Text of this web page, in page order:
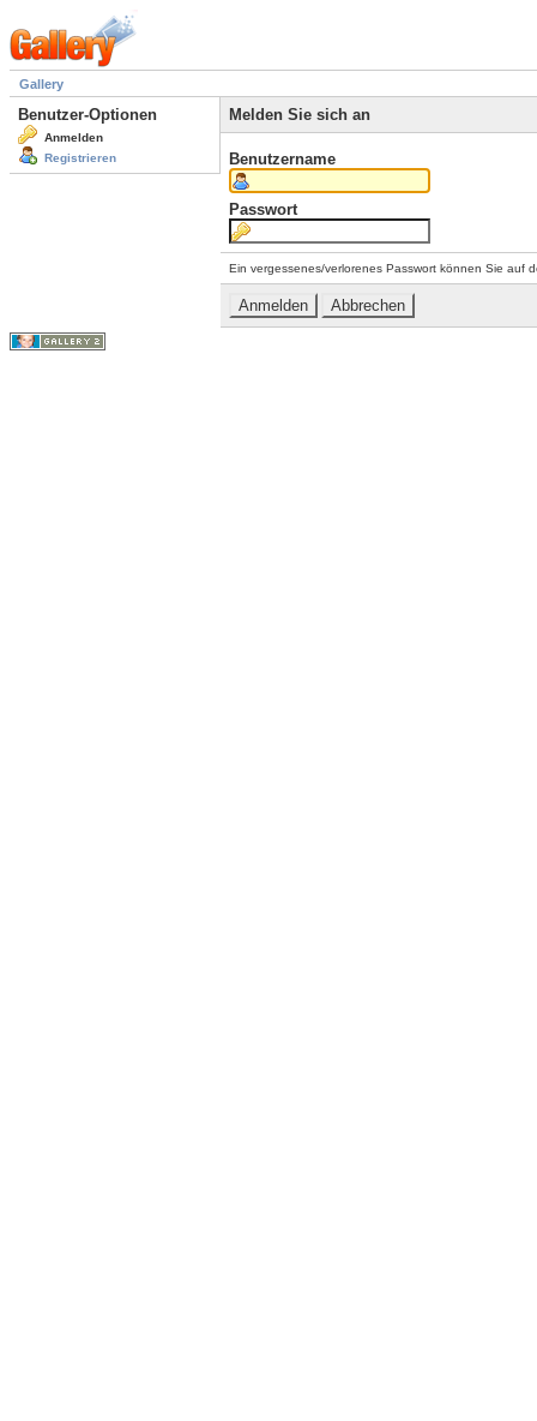
Gallery
Benutzer-Optionen
Anmelden
Registrieren
Melden Sie sich an
Benutzername
Passwort
Ein vergessenes/verlorenes Passwort können Sie auf